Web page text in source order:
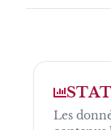
Les